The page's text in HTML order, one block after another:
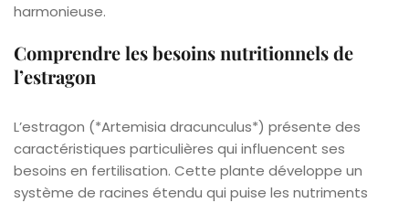
harmonieuse.
Comprendre les besoins nutritionnels de
l’estragon
L’estragon (*Artemisia dracunculus*) présente des
caractéristiques particulières qui influencent ses
besoins en fertilisation. Cette plante développe un
système de racines étendu qui puise les nutriments